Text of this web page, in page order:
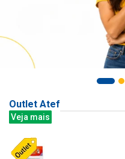
Outlet Atef
Veja mais